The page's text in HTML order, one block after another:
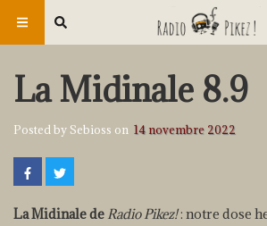
La Midinale 8.9
Posted by Sebioss on 14 novembre 2022
La Midinale de Radio Pikez!: notre dose